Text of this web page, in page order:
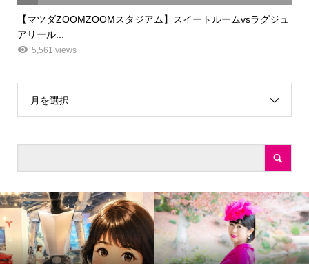
【マツダZOOMZOOMスタジアム】スイートルームvsラグジュ
アリール...
5,561 views
月を選択